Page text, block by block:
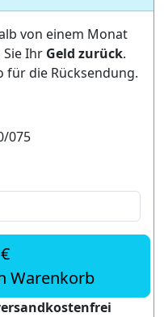
von einem Monat
Ihr Geld zurück.
für die Rücksendung.
075
Warenkorb